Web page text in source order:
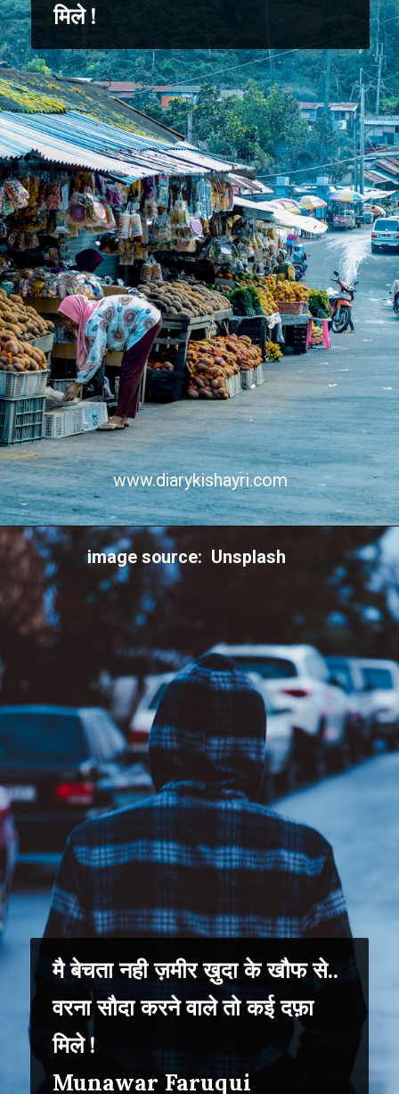
मिले !
www.diarykishayri.com
मै बेचता नही ज़मीर ख़ुदा के खौफ से..
वरना सौदा करने वाले तो कई दफ़ा
मिले !
Munawar Faruqui
image source: Unsplash